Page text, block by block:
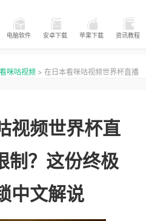
电脑软件 安卓下载 苹果下载 资讯教程
咪咕视频 > 在日本看咪咕视频世界杯直播
视频世界杯直
制？这份终极
中文解说